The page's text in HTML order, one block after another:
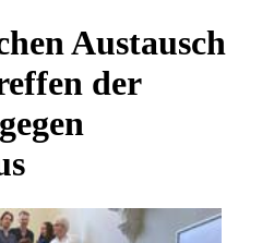
Austausch
der